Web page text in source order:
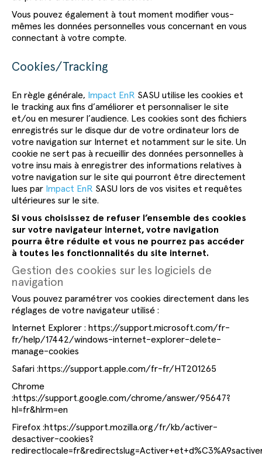
Vous pouvez également à tout moment modifier vous-
mêmes les données personnelles vous concernant en vous
connectant à votre compte.
Cookies/Tracking
En règle générale, Impact EnR SASU utilise les cookies et
le tracking aux fins d’améliorer et personnaliser le site
et/ou en mesurer l’audience. Les cookies sont des fichiers
enregistrés sur le disque dur de votre ordinateur lors de
votre navigation sur Internet et notamment sur le site. Un
cookie ne sert pas à recueillir des données personnelles à
votre insu mais à enregistrer des informations relatives à
votre navigation sur le site qui pourront être directement
lues par Impact EnR SASU lors de vos visites et requêtes
ultérieures sur le site.
Si vous choisissez de refuser l’ensemble des cookies
sur votre navigateur internet, votre navigation
pourra être réduite et vous ne pourrez pas accéder
à toutes les fonctionnalités du site internet.
Gestion des cookies sur les logiciels de
navigation
Vous pouvez paramétrer vos cookies directement dans les
réglages de votre navigateur utilisé :
Internet Explorer : https://support.microsoft.com/fr-
fr/help/17442/windows-internet-explorer-delete-
manage-cookies
Safari :https://support.apple.com/fr-fr/HT201265
Chrome
:https://support.google.com/chrome/answer/95647?
hl=fr&hlrm=en
Firefox :https://support.mozilla.org/fr/kb/activer-
desactiver-cookies?